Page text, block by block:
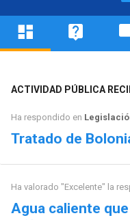
ACTIVIDAD PÚBLICA
Ha respondido en
Tratado de
Ha valorado "Excelente" la
Agua caliente